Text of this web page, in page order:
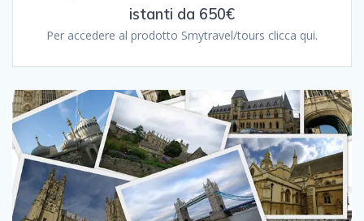
istanti da 650€
Per accedere al prodotto Smytravel/tours clicca qui.